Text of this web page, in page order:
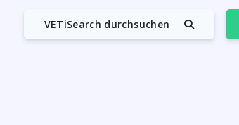
VETiSearch durchsuchen